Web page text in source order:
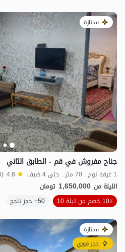
ممتازة
جناح مفروش في قم - الطابق الثاني
1 غرفة نوم . 70 متر . حتى 4 ضيف 4.8 (36 تعليق)
الليلة من 1,650,000 تومان
10٪ خصم من ليلة 10
50+ حجز ناجح
ممتازة
حجز فوري